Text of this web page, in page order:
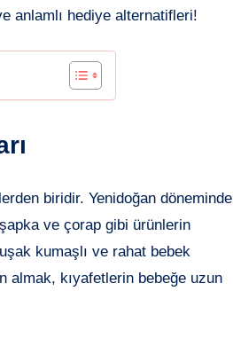
anlamlı hediye alternatifleri!
biridir. Yenidoğan döneminde
ve çorap gibi ürünlerin
kumaşlı ve rahat bebek
almak, kıyafetlerin bebeğe uzun